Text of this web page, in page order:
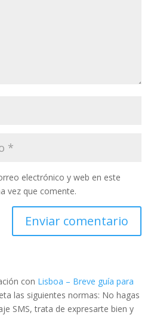
electrónico y web en este
vez que comente.
con Lisboa – Breve guía para
las siguientes normas: No hagas
SMS, trata de expresarte bien y